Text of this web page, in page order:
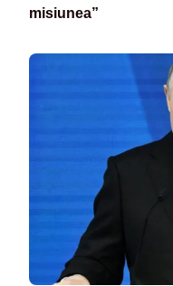
misiunea”